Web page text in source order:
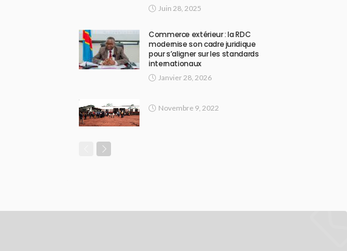
Juin 28, 2025
Commerce extérieur : la RDC
modernise son cadre juridique
pour s’aligner sur les standards
internationaux
Janvier 28, 2026
Novembre 9, 2022